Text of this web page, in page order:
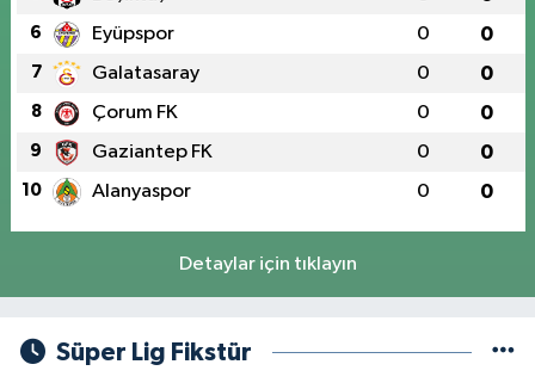
6 Eyüpspor 0 0
7 Galatasaray 0 0
8 Çorum FK 0 0
9 Gaziantep FK 0 0
10 Alanyaspor 0 0
Detaylar için tıklayın
Süper Lig Fikstür